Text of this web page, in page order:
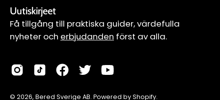
Uutiskirjeet
Få tillgång till praktiska guider, värdefulla
nyheter och erbjudanden först av alla.
© 2026, Bered Sverige AB. Powered byShopify.